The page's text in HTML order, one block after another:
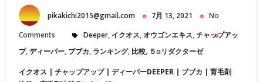
pikakichi2015@gmail.com 7月 13, 2021
No
Comments
Deeper, イクオス,オウゴンエキス,チャップアッ
プ,ディーパー, ブブカ, ランキング, 比較, ５αリダクターゼ
イクオス | チャップアップ| ディーパーDEEPER | ブブカ | 育毛剤